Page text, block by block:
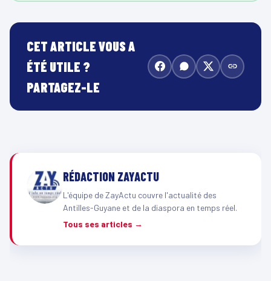
CET ARTICLE VOUS A
ÉTÉ UTILE ?
PARTAGEZ-LE
RÉDACTION ZAYACTU
L'équipe de ZayActu couvre l'actualité des
Antilles-Guyane et de la diaspora en temps réel.
Tous ses articles →